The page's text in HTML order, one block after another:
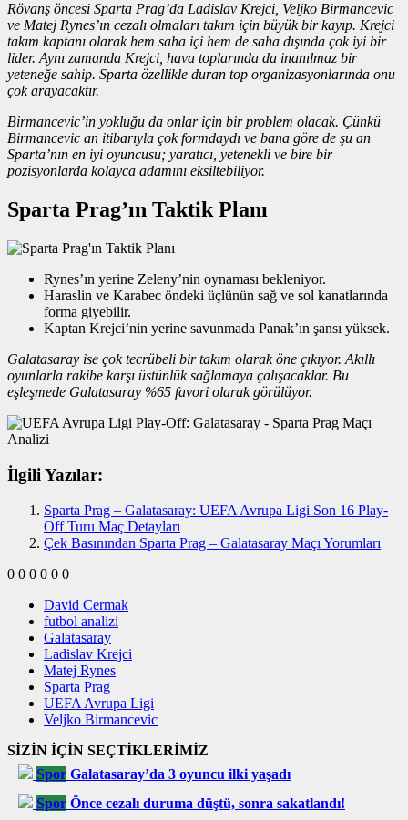
Rövanş öncesi Sparta Prag’da Ladislav Krejci, Veljko Birmancevic
ve Matej Rynes’ın cezalı olmaları takım için büyük bir kayıp. Krejci
takım kaptanı olarak hem saha içi hem de saha dışında çok iyi bir
lider. Aynı zamanda Krejci, hava toplarında da inanılmaz bir
yeteneğe sahip. Sparta özellikle duran top organizasyonlarında onu
çok arayacaktır.
Birmancevic’in yokluğu da onlar için bir problem olacak. Çünkü
Birmancevic an itibarıyla çok formdaydı ve bana göre de şu an
Sparta’nın en iyi oyuncusu; yaratıcı, yetenekli ve bire bir
pozisyonlarda kolayca adamını eksiltebiliyor.
Sparta Prag’ın Taktik Planı
Rynes’ın yerine Zeleny’nin oynaması bekleniyor.
Haraslin ve Karabec öndeki üçlünün sağ ve sol kanatlarında
forma giyebilir.
Kaptan Krejci’nin yerine savunmada Panak’ın şansı yüksek.
Galatasaray ise çok tecrübeli bir takım olarak öne çıkıyor. Akıllı
oyunlarla rakibe karşı üstünlük sağlamaya çalışacaklar. Bu
eşleşmede Galatasaray %65 favori olarak görülüyor.
İlgili Yazılar:
Sparta Prag – Galatasaray: UEFA Avrupa Ligi Son 16 Play-
Off Turu Maç Detayları
Çek Basınından Sparta Prag – Galatasaray Maçı Yorumları
0 0 0 0 0 0
David Cermak
futbol analizi
Galatasaray
Ladislav Krejci
Matej Rynes
Sparta Prag
UEFA Avrupa Ligi
Veljko Birmancevic
SİZİN İÇİN SEÇTİKLERİMİZ
Spor Galatasaray’da 3 oyuncu ilki yaşadı
Spor Önce cezalı duruma düştü, sonra sakatlandı!